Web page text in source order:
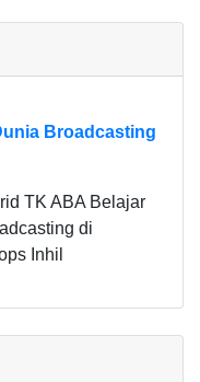
Broadcasting
TK ABA Belajar
di
Inhil